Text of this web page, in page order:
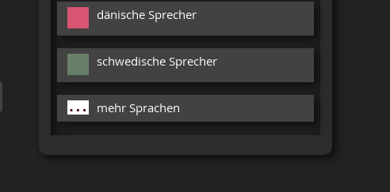
dänische Sprecher
schwedische Sprecher
mehr Sprachen